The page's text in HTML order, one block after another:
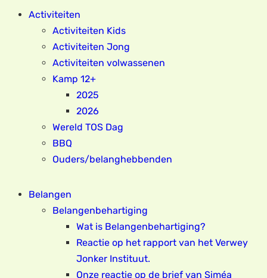
Activiteiten
Activiteiten Kids
Activiteiten Jong
Activiteiten volwassenen
Kamp 12+
2025
2026
Wereld TOS Dag
BBQ
Ouders/belanghebbenden
Belangen
Belangenbehartiging
Wat is Belangenbehartiging?
Reactie op het rapport van het Verwey
Jonker Instituut.
Onze reactie op de brief van Siméa